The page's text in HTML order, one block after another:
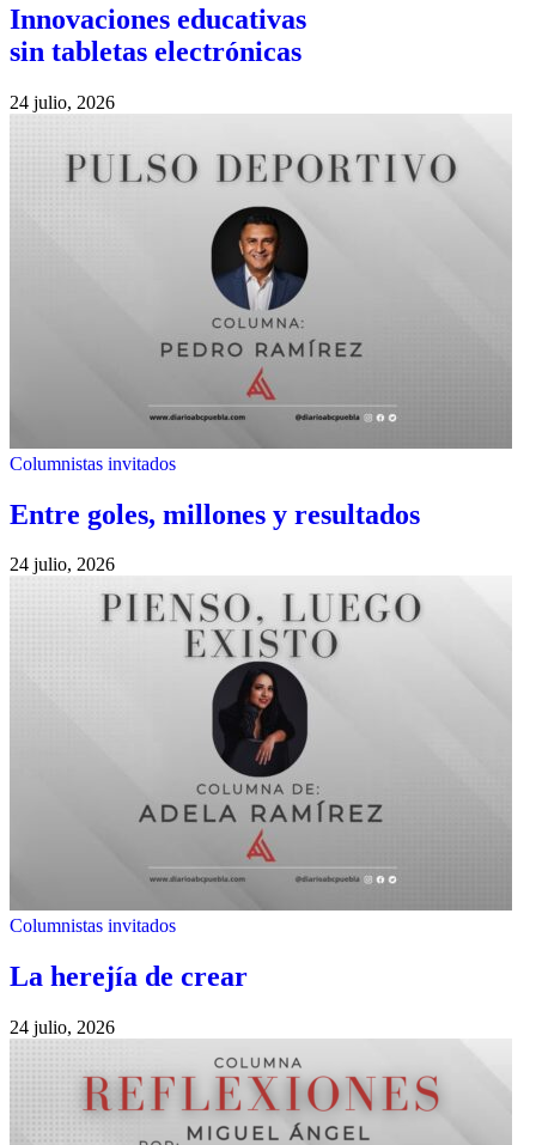
Innovaciones educativas
sin tabletas electrónicas
24 julio, 2026
Columnistas invitados
Entre goles, millones y resultados
24 julio, 2026
Columnistas invitados
La herejía de crear
24 julio, 2026